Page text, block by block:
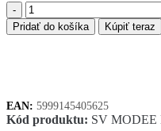
množstvo
Modee
LED
biely
1980
Pridať do košíka Kúpiť teraz
EAN: 5999145405625
Kód produktu: SV MODEE